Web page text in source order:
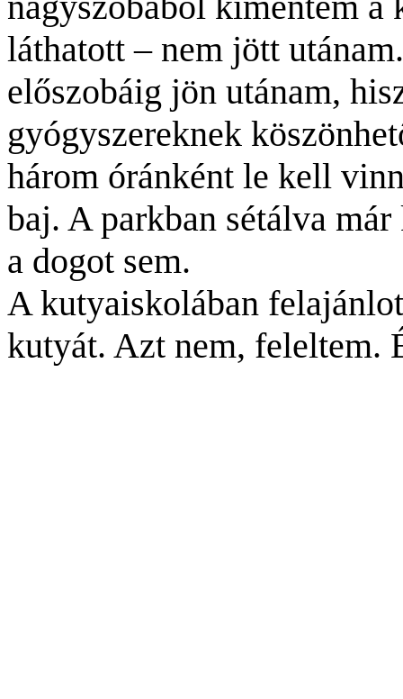
láthatott – nem jött
előszobáig jön utánam,
gyógyszereknek
három óránként le kell
baj. A parkban sétálva
a dogot sem.
A kutyaiskolában
kutyát. Azt nem, feleltem.